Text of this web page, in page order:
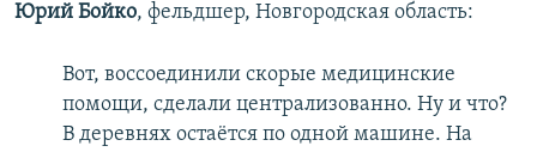
Юрий Бойко, фельдшер, Новгородская область:
Вот, воссоединили скорые медицинские
помощи, сделали централизованно. Ну и что?
В деревнях остаётся по одной машине. На